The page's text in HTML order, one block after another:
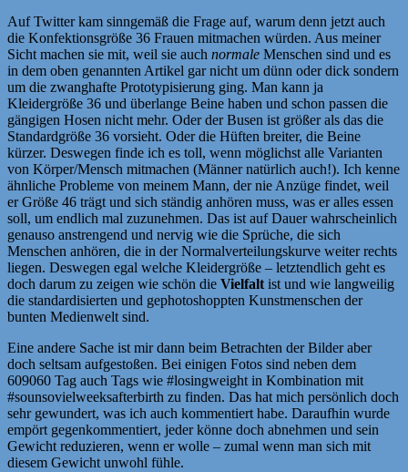
Auf Twitter kam sinngemäß die Frage auf, warum denn jetzt auch
die Konfektionsgröße 36 Frauen mitmachen würden. Aus meiner
Sicht machen sie mit, weil sie auch normale Menschen sind und es
in dem oben genannten Artikel gar nicht um dünn oder dick sondern
um die zwanghafte Prototypisierung ging. Man kann ja
Kleidergröße 36 und überlange Beine haben und schon passen die
gängigen Hosen nicht mehr. Oder der Busen ist größer als das die
Standardgröße 36 vorsieht. Oder die Hüften breiter, die Beine
kürzer. Deswegen finde ich es toll, wenn möglichst alle Varianten
von Körper/Mensch mitmachen (Männer natürlich auch!). Ich kenne
ähnliche Probleme von meinem Mann, der nie Anzüge findet, weil
er Größe 46 trägt und sich ständig anhören muss, was er alles essen
soll, um endlich mal zuzunehmen. Das ist auf Dauer wahrscheinlich
genauso anstrengend und nervig wie die Sprüche, die sich
Menschen anhören, die in der Normalverteilungskurve weiter rechts
liegen. Deswegen egal welche Kleidergröße – letztendlich geht es
doch darum zu zeigen wie schön die Vielfalt ist und wie langweilig
die standardisierten und gephotoshoppten Kunstmenschen der
bunten Medienwelt sind.
Eine andere Sache ist mir dann beim Betrachten der Bilder aber
doch seltsam aufgestoßen. Bei einigen Fotos sind neben dem
609060 Tag auch Tags wie #losingweight in Kombination mit
#sounsovielweeksafterbirth zu finden. Das hat mich persönlich doch
sehr gewundert, was ich auch kommentiert habe. Daraufhin wurde
empört gegenkommentiert, jeder könne doch abnehmen und sein
Gewicht reduzieren, wenn er wolle – zumal wenn man sich mit
diesem Gewicht unwohl fühle.